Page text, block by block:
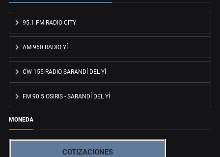
95.1 FM RADIO CITY
AM 960 RADIO YÍ
CW 155 RADIO SARANDÍ DEL YÍ
FM 90.5 OSIRIS - SARANDÍ DEL YÍ
MONEDA
COTIZACIONES